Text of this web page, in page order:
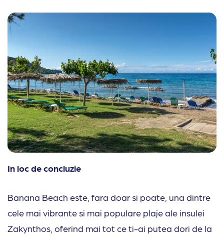
In loc de concluzie
Banana Beach este, fara doar si poate, una dintre
cele mai vibrante si mai populare plaje ale insulei
Zakynthos, oferind mai tot ce ti-ai putea dori de la